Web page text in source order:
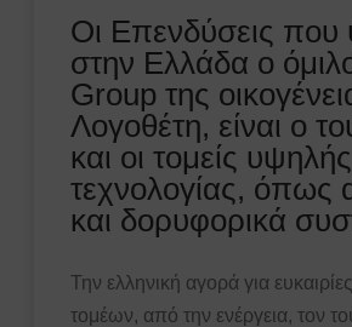
Οι Επενδύσεις που
στην Ελλάδα ο
Group της
Λογοθέτη, είναι ο
και οι τομείς υψηλής
τεχνολογίας, όπως
και δορυφορικά
Την ελληνική αγορά για
τομέων, από την ενέργεια, τον